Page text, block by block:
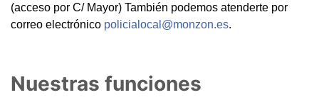
(acceso por C/ Mayor) También podemos atenderte por
correo electrónico policialocal@monzon.es.
Nuestras funciones